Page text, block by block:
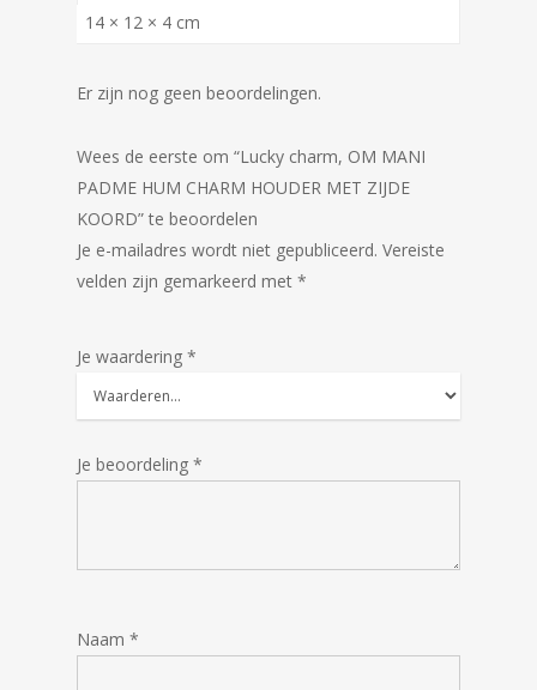
14 × 12 × 4 cm
Er zijn nog geen beoordelingen.
Wees de eerste om “Lucky charm, OM MANI
PADME HUM CHARM HOUDER MET ZIJDE
KOORD” te beoordelen
Je e-mailadres wordt niet gepubliceerd. Vereiste
velden zijn gemarkeerd met *
Je waardering *
Je beoordeling *
Naam *